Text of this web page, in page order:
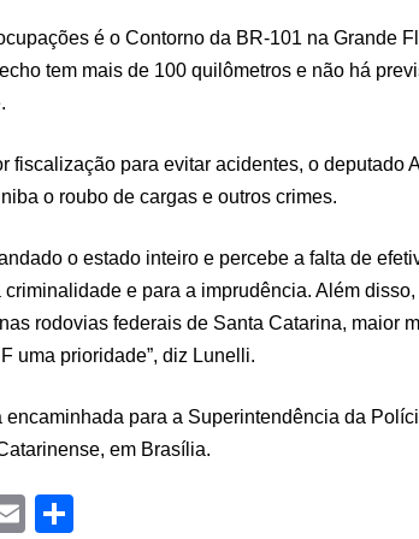
é o Contorno da BR-101 na Grande
tem mais de 100 quilômetros e não há
fiscalização para evitar acidentes, o deputado
o roubo de cargas e outros crimes.
o estado inteiro e percebe a falta de
e para a imprudência. Além
rodovias federais de Santa Catarina, maior
uma prioridade”, diz Lunelli.
encaminhada para a Superintendência da
em Brasília.
E